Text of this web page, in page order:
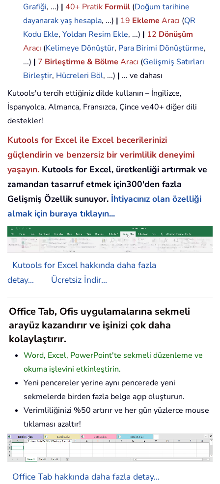
Grafiği, ...) | 40+ Pratik Formül (Doğum tarihine
dayanarak yaş hesapla, ...) | 19 Ekleme Aracı (QR
Kodu Ekle, Yoldan Resim Ekle, ...) | 12 Dönüşüm
Aracı (Kelimeye Dönüştür, Para Birimi Dönüştürme,
...) | 7 Birleştirme & Bölme Aracı (Gelişmiş Satırları
Birleştir, Hücreleri Böl, ...) | ... ve dahası
Kutools'u tercih ettiğiniz dilde kullanın – İngilizce,
İspanyolca, Almanca, Fransızca, Çince ve40+ diğer dili
destekler!
Kutools for Excel ile Excel becerilerinizi
güçlendirin ve benzersiz bir verimlilik deneyimi
yaşayın. Kutools for Excel, üretkenliği artırmak ve
zamandan tasarruf etmek için300'den fazla
Gelişmiş Özellik sunuyor. İhtiyacınız olan özelliği
almak için buraya tıklayın...
Kutools for Excel hakkında daha fazla
detay...
Ücretsiz İndir...
Office Tab, Ofis uygulamalarına sekmeli
arayüz kazandırır ve işinizi çok daha
kolaylaştırır.
Word, Excel, PowerPoint'te sekmeli düzenleme ve
okuma işlevini etkinleştirin.
Yeni pencereler yerine aynı pencerede yeni
sekmelerde birden fazla belge açıp oluşturun.
Verimliliğinizi %50 artırır ve her gün yüzlerce mouse
tıklaması azaltır!
Office Tab hakkında daha fazla detay...